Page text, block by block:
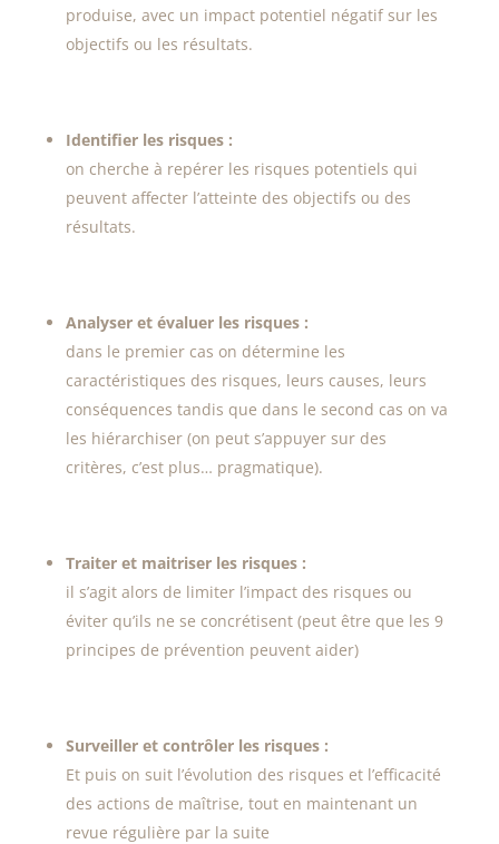
produise, avec un impact potentiel négatif sur les
objectifs ou les résultats.
Identifier les risques :
on cherche à repérer les risques potentiels qui
peuvent affecter l’atteinte des objectifs ou des
résultats.
Analyser et évaluer les risques :
dans le premier cas on détermine les
caractéristiques des risques, leurs causes, leurs
conséquences tandis que dans le second cas on va
les hiérarchiser (on peut s’appuyer sur des
critères, c’est plus… pragmatique).
Traiter et maitriser les risques :
il s’agit alors de limiter l’impact des risques ou
éviter qu’ils ne se concrétisent (peut être que les 9
principes de prévention peuvent aider)
Surveiller et contrôler les risques :
Et puis on suit l’évolution des risques et l’efficacité
des actions de maîtrise, tout en maintenant un
revue régulière par la suite